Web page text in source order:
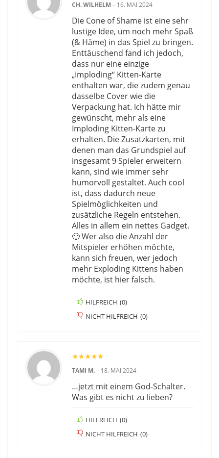
CH. WILHELM– 16. MAI 2024
Die Cone of Shame ist eine sehr
lustige Idee, um noch mehr Spaß
(& Häme) in das Spiel zu bringen.
Enttäuschend fand ich jedoch,
dass nur eine einzige
„Imploding“ Kitten-Karte
enthalten war, die zudem genau
dasselbe Cover wie die
Verpackung hat. Ich hätte mir
gewünscht, mehr als eine
Imploding Kitten-Karte zu
erhalten. Die Zusatzkarten, mit
denen man das Grundspiel auf
insgesamt 9 Spieler erweitern
kann, sind wie immer sehr
humorvoll gestaltet. Auch cool
ist, dass dadurch neue
Spielmöglichkeiten und
zusätzliche Regeln entstehen.
Alles in allem ein nettes Gadget.
🙂 Wer also die Anzahl der
Mitspieler erhöhen möchte,
kann sich freuen, wer jedoch
mehr Exploding Kittens haben
möchte, ist hier falsch.
HILFREICH (0)
NICHT HILFREICH (0)
★★★★★
TAMI M.– 18. MAI 2024
…jetzt mit einem God-Schalter.
Was gibt es nicht zu lieben?
HILFREICH (0)
NICHT HILFREICH (0)